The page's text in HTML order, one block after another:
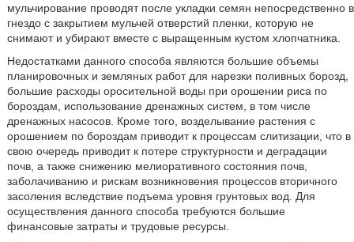
мульчирование проводят после укладки семян непосредственно в
гнездо с закрытием мульчей отверстий пленки, которую не
снимают и убирают вместе с выращенным кустом хлопчатника.
Недостатками данного способа являются большие объемы
планировочных и земляных работ для нарезки поливных борозд,
большие расходы оросительной воды при орошении риса по
бороздам, использование дренажных систем, в том числе
дренажных насосов. Кроме того, возделывание растения с
орошением по бороздам приводит к процессам слитизации, что в
свою очередь приводит к потере структурности и деградации
почв, а также снижению мелиоративного состояния почв,
заболачиванию и рискам возникновения процессов вторичного
засоления вследствие подъема уровня грунтовых вод. Для
осуществления данного способа требуются большие
финансовые затраты и трудовые ресурсы.